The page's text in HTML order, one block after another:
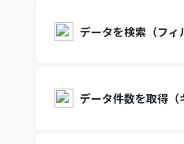
データを検索（フィ
データ件数を取得（